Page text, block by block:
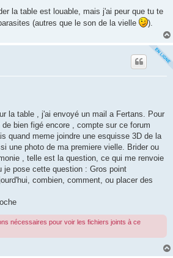
la table est louable, mais j'ai peur que tu te
(autres que le son de la vielle
).
la table , j'ai envoyé un mail a Fertans. Pour
bien figé encore , compte sur ce forum
quand meme joindre une esquisse 3D de la
une photo de ma premiere vielle. Brider ou
, telle est la question, ce qui me renvoie
je pose cette question : Gros point
combien, comment, ou placer des
nécessaires pour voir les fichiers joints à ce